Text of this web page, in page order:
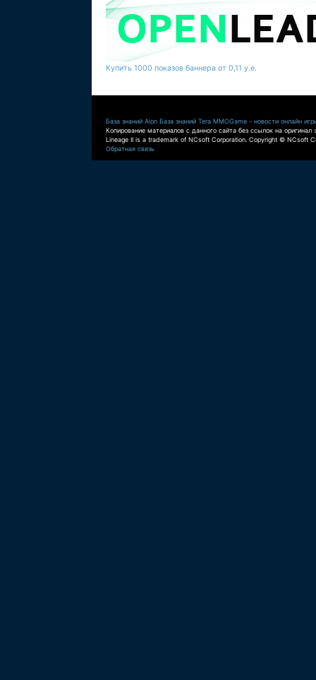
Купить 1000 показов баннера от 0,11 у.е.
База знаний Aion База знаний Tera MMOGame - новости онлайн
Копирование материалов с данного сайта без ссылок на оригинал
Lineage II is a trademark of NCsoft Corporation. Copyright © NCsoft
Обратная связь